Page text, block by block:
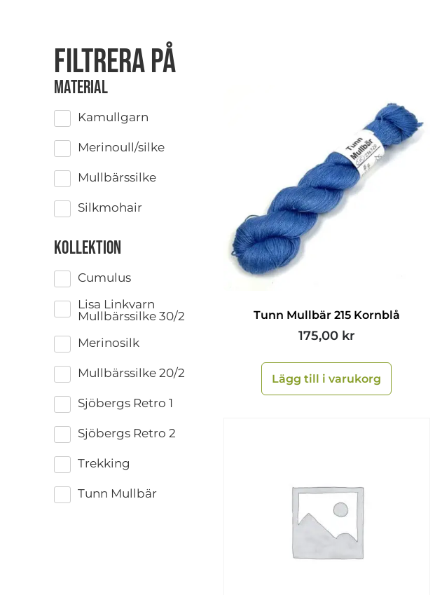
Filtrera på
Material
Kamullgarn
Merinoull/silke
Mullbärssilke
Silkmohair
Kollektion
Cumulus
Lisa Linkvarn
Mullbärssilke 30/2
Merinosilk
Mullbärssilke 20/2
Sjöbergs Retro 1
Sjöbergs Retro 2
Trekking
Tunn Mullbär
Tunn Mullbär 215 Kornblå
175,00 kr
Lägg till i varukorg